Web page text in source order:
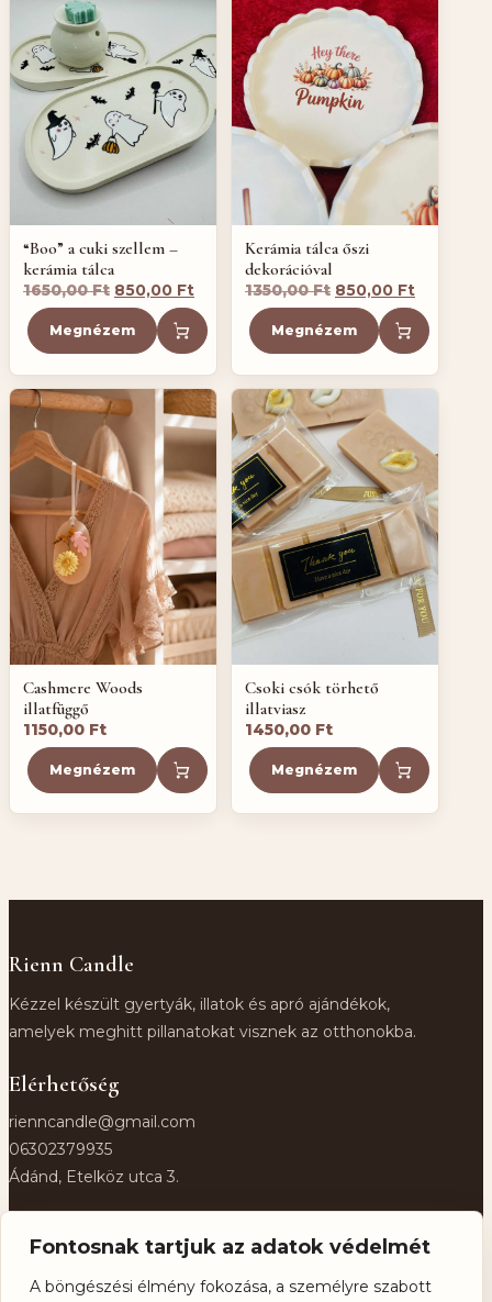
Fontosnak tartjuk az adatok védelmét
A böngészési élmény fokozása, a személyre szabott
“Boo” a cuki szellem –
kerámia tálca
1650,00Ft Original
price
was:
1650,00 Ft.
850,00 Ft Current
price
is:
850,00 Ft.
Megnézem
Kerámia tálca őszi
dekorációval
1350,00Ft Original
price
was:
1350,00 Ft.
850,00 Ft
price
is:
850,00
Megnézem
Cashmere Woods
illatfüggő
1150,00 Ft
Megnézem
Csoki csók törhető
illatviasz
1450,00 Ft
Megnézem
Rienn Candle
Kézzel készült gyertyák, illatok és apró ajándékok,
amelyek meghitt pillanatokat visznek az otthonokba.
Elérhetőség
rienncandle@gmail.com
06302379935
Ádánd, Etelköz utca 3.
Instagram